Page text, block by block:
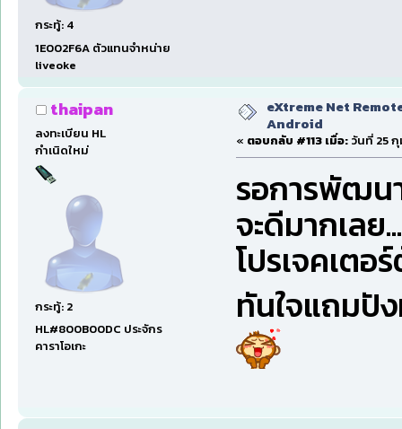
กระทู้: 4
1E002F6A ตัวแทนจำหน่าย
liveoke
thaipan
ลงทะเบียน HL
กำเนิดใหม่
กระทู้: 2
HL#800B00DC ประจักร
คาราโอเกะ
eXtreme Net
Android
« ตอบกลับ #113 เมื่อ: วันที่ 25
รอการพัฒน
จะดีมากเลย
โปรเจคเตอ
ทันใจแถมปั